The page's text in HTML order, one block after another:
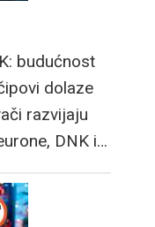
budućnost
dolaze
razvijaju
DNK i…